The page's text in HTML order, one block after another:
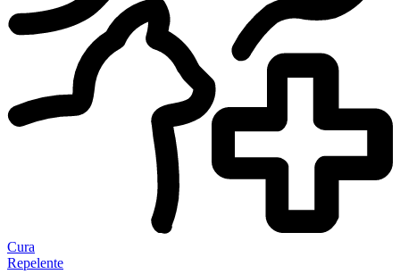
Cura
Repelente